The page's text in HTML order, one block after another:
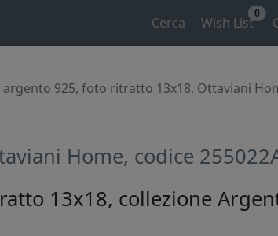
Cerca Wish List
0
925, foto ritratto 13x18, Ottaviani
Home, codice
13x18, collezione